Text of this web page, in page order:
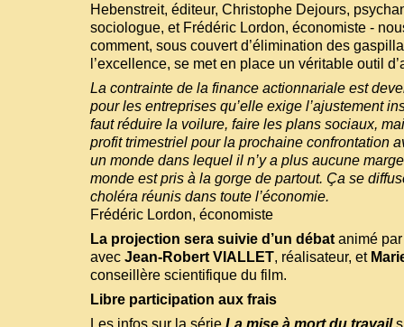
Hebenstreit, éditeur, Christophe Dejours,
sociologue, et Frédéric Lordon, économiste -
comment, sous couvert d’élimination des
l’excellence, se met en place un véritable outil
La contrainte de la finance actionnariale est
pour les entreprises qu’elle exige l’ajustement
faut réduire la voilure, faire les plans sociaux,
profit trimestriel pour la prochaine confrontation
un monde dans lequel il n’y a plus aucune
monde est pris à la gorge de partout. Ça se
choléra réunis dans toute l’économie.
Frédéric Lordon, économiste
La projection sera suivie d’un débat animé
avec Jean-Robert VIALLET, réalisateur, et
conseillère scientifique du film.
Libre participation aux frais
Les infos sur la série La mise à mort du travail